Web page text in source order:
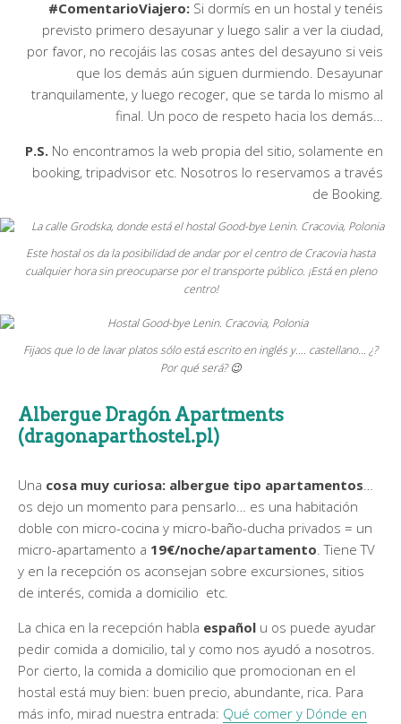
#ComentarioViajero: Si dormís en un hostal y tenéis
previsto primero desayunar y luego salir a ver la ciudad,
por favor, no recojáis las cosas antes del desayuno si veis
que los demás aún siguen durmiendo. Desayunar
tranquilamente, y luego recoger, que se tarda lo mismo al
final. Un poco de respeto hacia los demás…
P.S. No encontramos la web propia del sitio, solamente en
booking, tripadvisor etc. Nosotros lo reservamos a través
de Booking.
Este hostal os da la posibilidad de andar por el centro de Cracovia hasta
cualquier hora sin preocuparse por el transporte público. ¡Está en pleno
centro!
Fijaos que lo de lavar platos sólo está escrito en inglés y…. castellano… ¿?
Por qué será? 😉
Albergue Dragón Apartments
(dragonaparthostel.pl)
Una cosa muy curiosa: albergue tipo apartamentos
os dejo un momento para pensarlo… es una habitación
doble con micro-cocina y micro-baño-ducha privados = un
micro-apartamento a 19€/noche/apartamento . Tiene TV
y en la recepción os aconsejan sobre excursiones, sitios
de interés, comida a domicilio etc.
La chica en la recepción habla español u os puede ayudar
pedir comida a domicilio, tal y como nos ayudó a nosotros.
Por cierto, la comida a domicilio que promocionan en el
hostal está muy bien: buen precio, abundante, rica. Para
más info, mirad nuestra entrada: Qué comer y Dónde en